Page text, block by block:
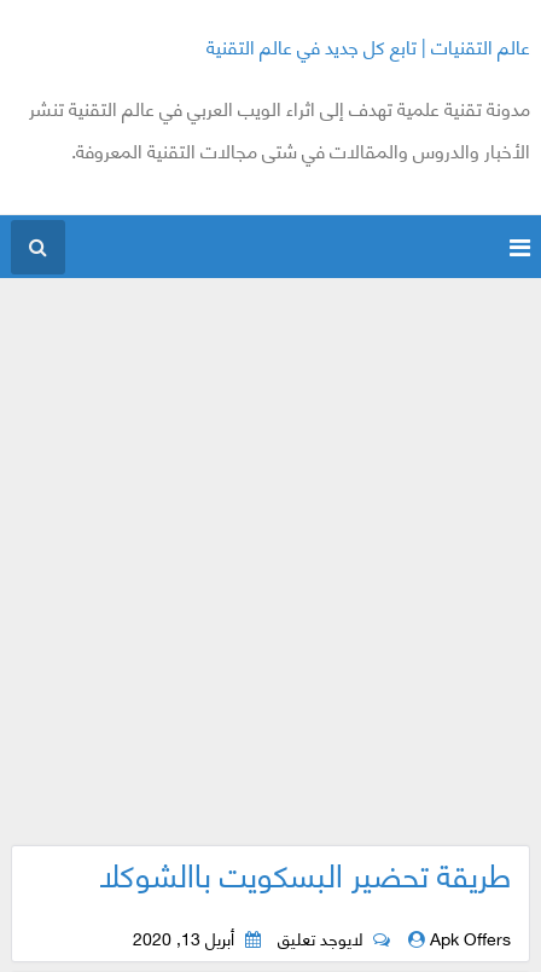
عالم التقنيات | تابع كل جديد في عالم التقنية
مدونة تقنية علمية تهدف إلى اثراء الويب العربي في عالم التقنية تنشر
الأخبار والدروس والمقالات في شتى مجالات التقنية المعروفة.
طريقة تحضير البسكويت باالشوكلا
Apk Offers لايوجد تعليق أبريل 13, 2020